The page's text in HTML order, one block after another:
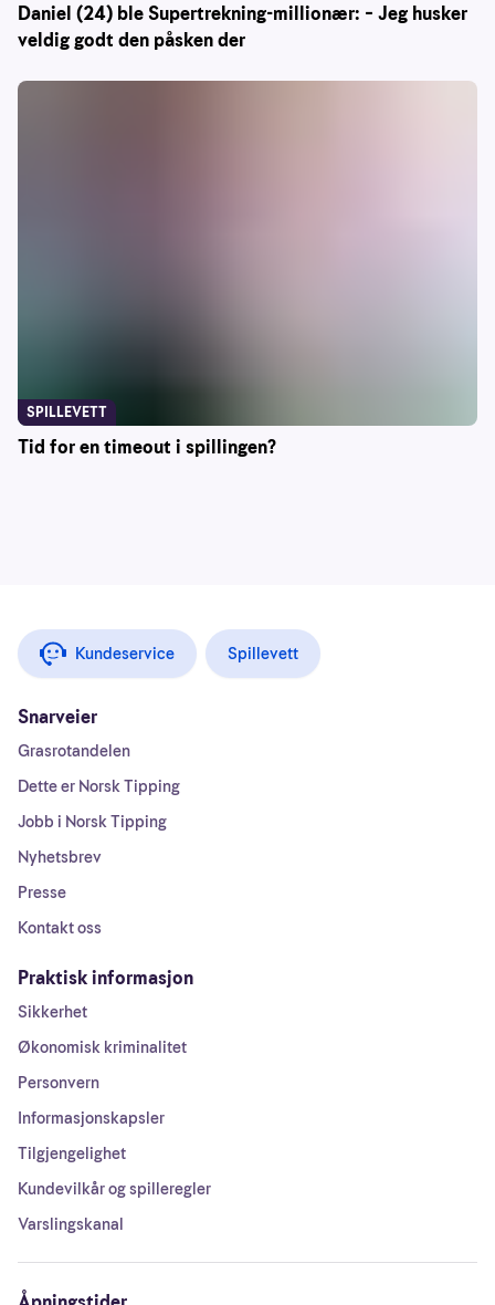
Daniel (24) ble Supertrekning-millionær: – Jeg husker
veldig godt den påsken der
Tid for en timeout i spillingen?
SPILLEVETT
Kundeservice Spillevett
Snarveier
Grasrotandelen
Dette er Norsk Tipping
Jobb i Norsk Tipping
Nyhetsbrev
Presse
Kontakt oss
Praktisk informasjon
Sikkerhet
Økonomisk kriminalitet
Personvern
Informasjonskapsler
Tilgjengelighet
Kundevilkår og spilleregler
Varslingskanal